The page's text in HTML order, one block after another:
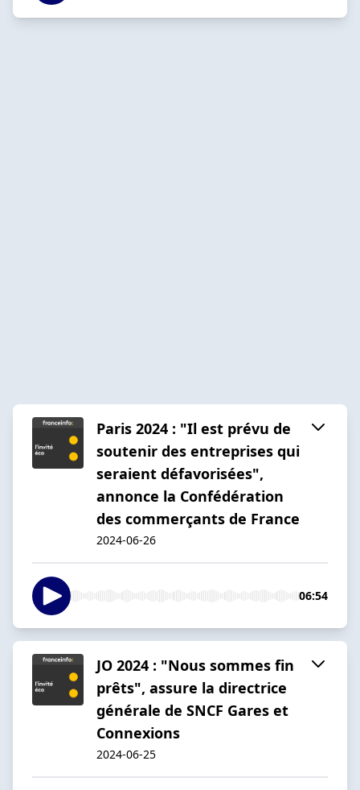
Paris 2024 : "Il est prévu de
soutenir des entreprises qui
seraient défavorisées",
annonce la Confédération
des commerçants de France
2024-06-26
06:54
JO 2024 : "Nous sommes fin
prêts", assure la directrice
générale de SNCF Gares et
Connexions
2024-06-25